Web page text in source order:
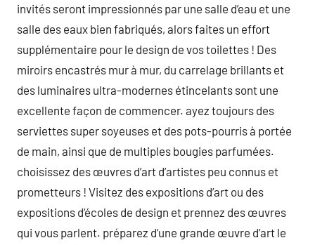
invités seront impressionnés par une salle d’eau et une
salle des eaux bien fabriqués, alors faites un effort
supplémentaire pour le design de vos toilettes ! Des
miroirs encastrés mur à mur, du carrelage brillants et
des luminaires ultra-modernes étincelants sont une
excellente façon de commencer. ayez toujours des
serviettes super soyeuses et des pots-pourris à portée
de main, ainsi que de multiples bougies parfumées.
choisissez des œuvres d’art d’artistes peu connus et
prometteurs ! Visitez des expositions d’art ou des
expositions d’écoles de design et prennez des œuvres
qui vous parlent. préparez d’une grande œuvre d’art le